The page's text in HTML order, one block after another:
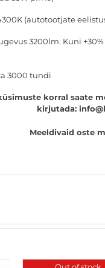
(autotootjate
3200lm. Kuni
3000 tundi
korral saate
kirjutada:
Meeldivaid oste